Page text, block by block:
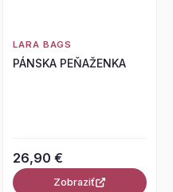
LARA BAGS
PÁNSKA PEŇAŽENKA
26,90 €
Zobraziť